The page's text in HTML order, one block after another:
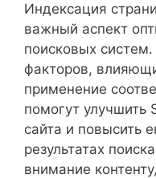
Индексация
важный аспект
поисковых
факторов,
применение
помогут улучшить
сайта и повысить
результатах
внимание